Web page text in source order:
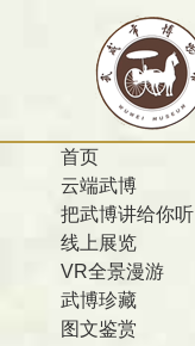
首页
云端武博
把武博讲给你听
线上展览
VR全景漫游
武博珍藏
图文鉴赏